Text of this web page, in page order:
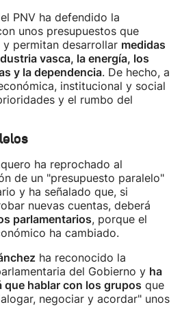
PNV ha defendido la
unos presupuestos que
permitan desarrollar medidas
vasca, la energía, los
y la dependencia. De hecho, a
institucional y social
y el rumbo del
ha reprochado al
de un "presupuesto paralelo"
y ha señalado que, si
nuevas cuentas, deberá
parlamentarios, porque el
ha cambiado.
ha reconocido la
del Gobierno y ha
que hablar con los grupos que
negociar y acordar" unos